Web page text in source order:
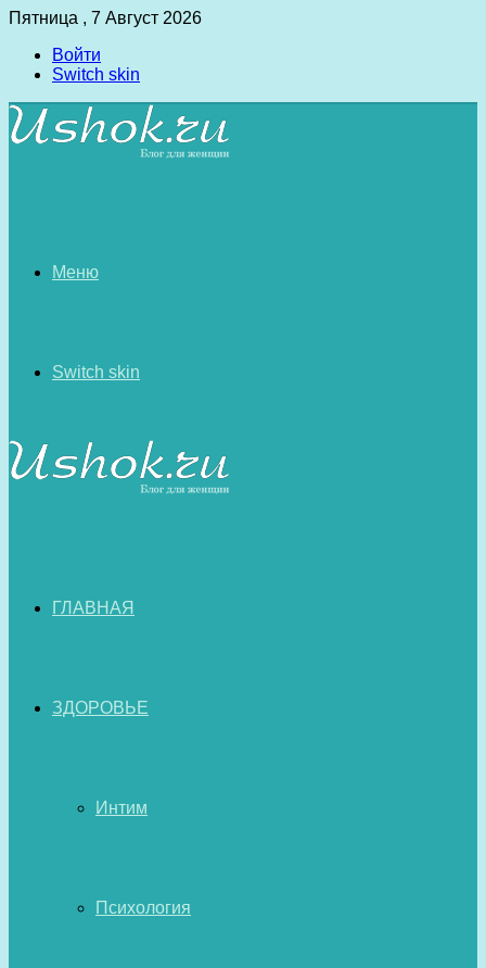
Пятница , 7 Август 2026
Войти
Switch skin
Меню
Switch skin
ГЛАВНАЯ
ЗДОРОВЬЕ
Интим
Психология